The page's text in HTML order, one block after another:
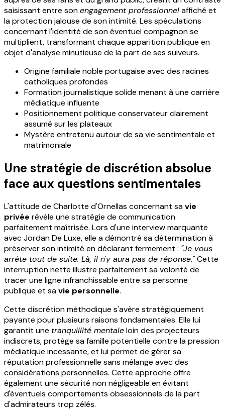
saisissant entre sonengagement professionnelaffiché et
la protection jalouse de son intimité. Les spéculations
concernant l'identité de son éventuel compagnon se
multiplient, transformant chaque apparition publique en
objet d'analyse minutieuse de la part de ses suiveurs.
Origine familiale noble portugaise avec des racines
catholiques profondes
Formation journalistique solide menant à une carrière
médiatique influente
Positionnement politique conservateur clairement
assumé sur les plateaux
Mystère entretenu autour de sa vie sentimentale et
matrimoniale
Une stratégie de discrétion absolue
face aux questions sentimentales
L'attitude de Charlotte d'Ornellas concernant savie
privée révèle une stratégie de communication
parfaitement maîtrisée. Lors d'une interview marquante
avec Jordan De Luxe, elle a démontré sa détermination à
préserver son intimité en déclarant fermement : "Je vous
arrête tout de suite. Là, il n'y aura pas de réponse."Cette
interruption nette illustre parfaitement sa volonté de
tracer une ligne infranchissable entre sa personne
publique et savie personnelle.
Cette discrétion méthodique s'avère stratégiquement
payante pour plusieurs raisons fondamentales. Elle lui
garantit une tranquillité mentaleloin des projecteurs
indiscrets, protège sa famille potentielle contre la pression
médiatique incessante, et lui permet de gérer sa
réputation professionnelle sans mélange avec des
considérations personnelles. Cette approche offre
également une sécurité non négligeable en évitant
d'éventuels comportements obsessionnels de la part
d'admirateurs trop zélés.